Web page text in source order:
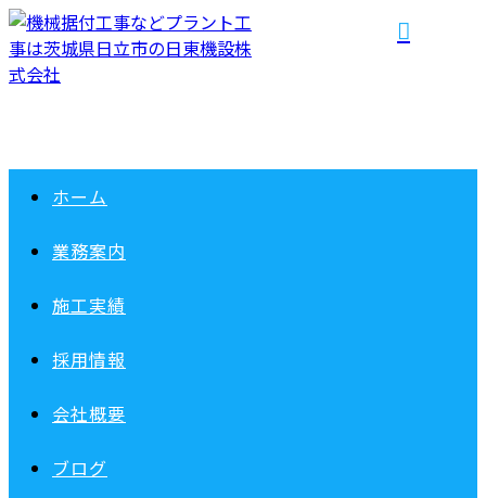
ホーム
業務案内
施工実績
採用情報
会社概要
ブログ